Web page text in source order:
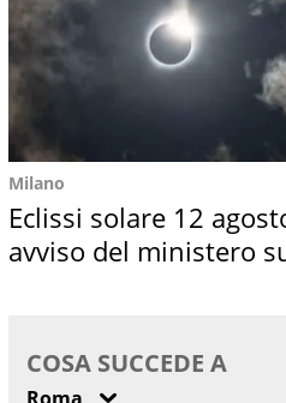
Milano
Eclissi solare 12
avviso del ministero